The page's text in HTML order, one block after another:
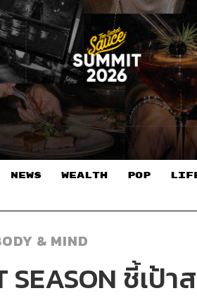
NEWS WEALTH POP
& MIND
SEASON ชี้เ